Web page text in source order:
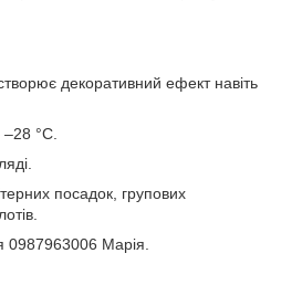
декоративний ефект навіть
–28 °C.
посадок, групових
0987963006 Марія.